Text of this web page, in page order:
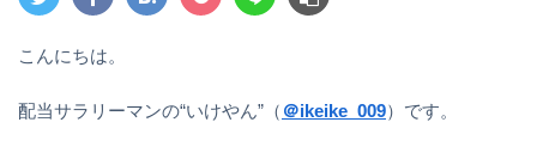
こんにちは。
配当サラリーマンの“いけやん”（ ＠ikeike_009）です。